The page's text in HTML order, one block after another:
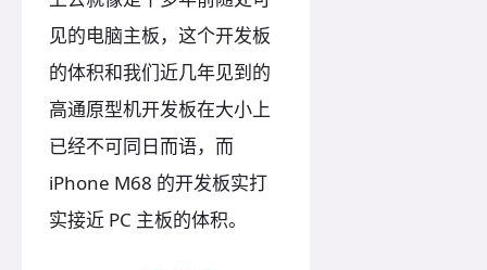
见的电脑主板，这个开发板
的体积和我们近几年见到的
高通原型机开发板在大小上
已经不可同日而语，而
iPhone M68 的开发板实打
实接近 PC 主板的体积。